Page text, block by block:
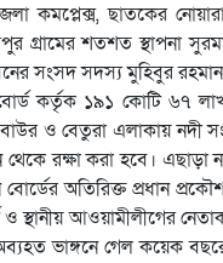
কমপ্লেক্স, ছাতকের
গ্রামের শতশত স্থাপনা
সংসদ সদস্য মুহিবুর রহমান
কর্তৃক ১৯১ কোটি ৬৭
ও বেতুরা এলাকায় নদী
থেকে রক্ষা করা হবে।
বোর্ডের অতিরিক্ত প্রধান
স্থানীয় আওয়ামীলীগের
ভাঙ্গনে গেল কয়েক